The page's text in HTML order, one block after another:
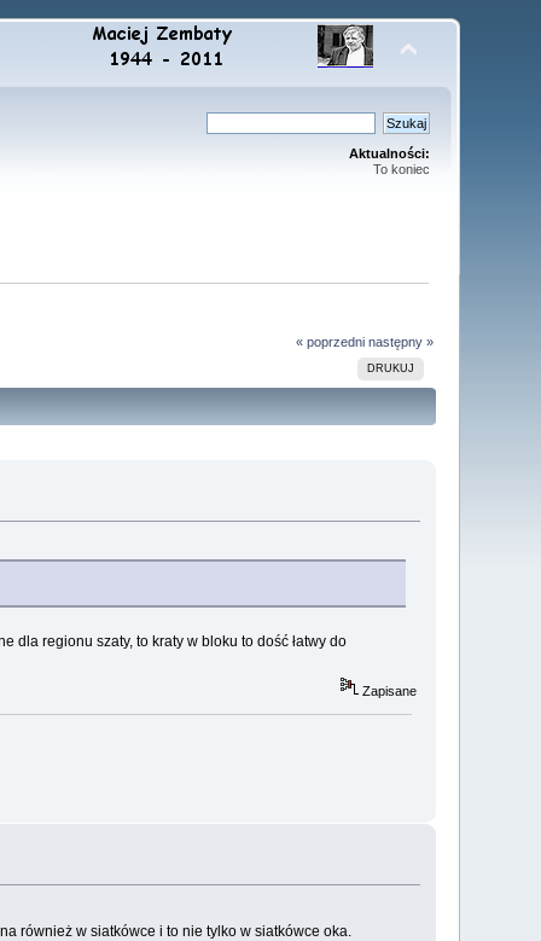
Aktualności:
To koniec
« poprzedni następny »
DRUKUJ
dla regionu szaty, to kraty w bloku to dość łatwy do
Zapisane
również w siatkówce i to nie tylko w siatkówce oka.